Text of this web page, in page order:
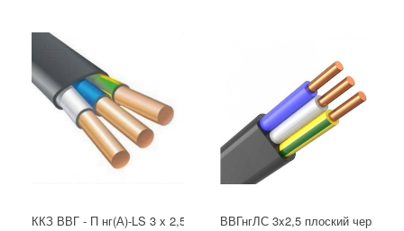
ККЗ ВВГ - П нг(А)-LS 3 х 2,5 ГОСТ ВВГнгЛС 3x2,5 плоский черный